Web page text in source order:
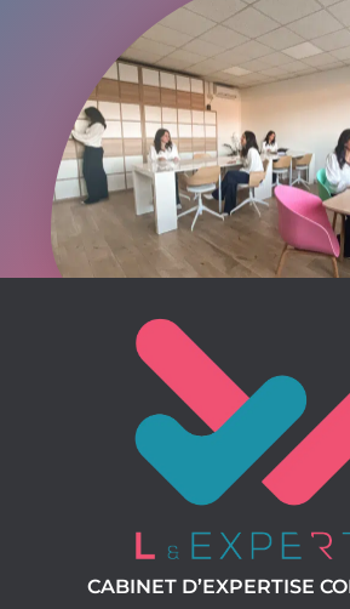
CABINET D’EXPERTISE